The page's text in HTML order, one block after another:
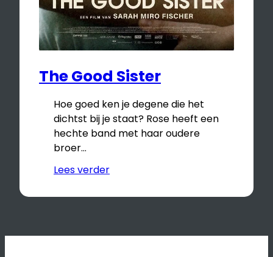
The Good Sister
Hoe goed ken je degene die het
dichtst bij je staat? Rose heeft een
hechte band met haar oudere
broer…
Lees verder